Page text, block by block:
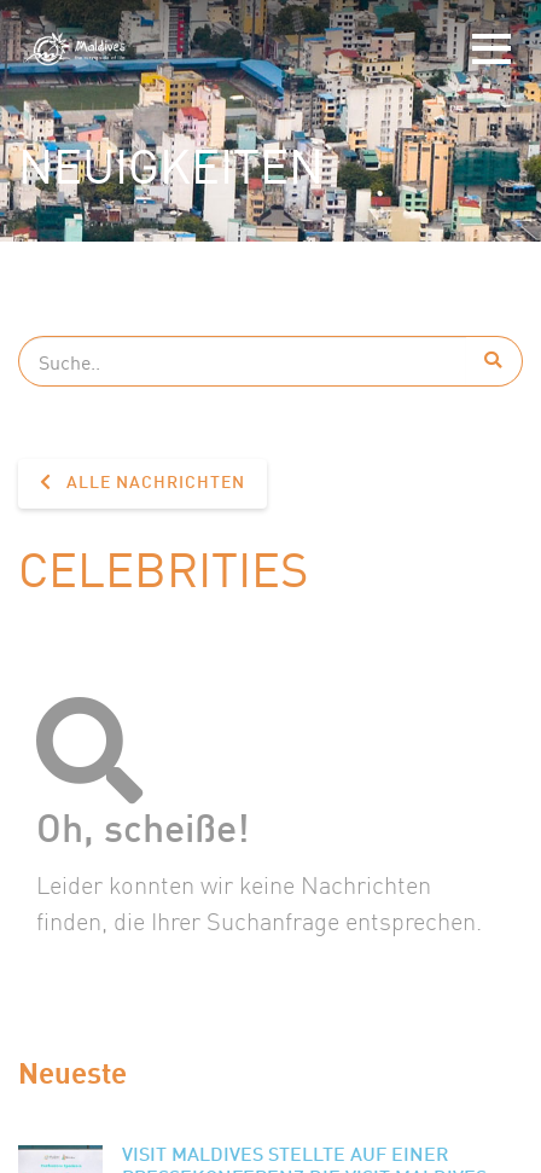
NEUIGKEITEN
ALLE NACHRICHTEN
CELEBRITIES
Oh, scheiße!
Leider konnten wir keine Nachrichten
finden, die Ihrer Suchanfrage entsprechen.
Neueste
VISIT MALDIVES STELLTE AUF EINER